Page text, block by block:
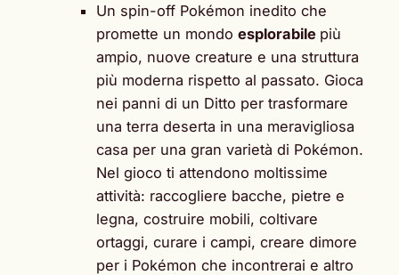
Un spin-off Pokémon inedito che
promette un mondo esplorabile più
ampio, nuove creature e una struttura
più moderna rispetto al passato. Gioca
nei panni di un Ditto per trasformare
una terra deserta in una meravigliosa
casa per una gran varietà di Pokémon.
Nel gioco ti attendono moltissime
attività: raccogliere bacche, pietre e
legna, costruire mobili, coltivare
ortaggi, curare i campi, creare dimore
per i Pokémon che incontrerai e altro